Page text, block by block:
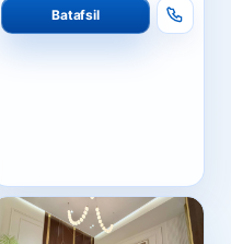
Batafsil